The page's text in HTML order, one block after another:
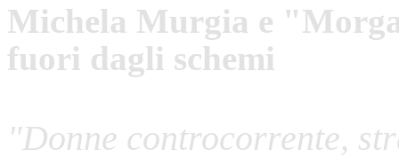
Michela Murgia e
fuori dagli schemi
"Donne controcorrente,